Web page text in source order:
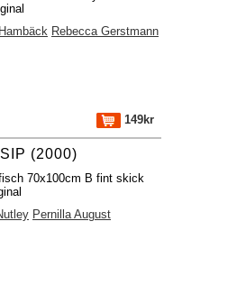
Rebecca Gerstmann
149kr
(2000)
70x100cm B fint skick
Pernilla August